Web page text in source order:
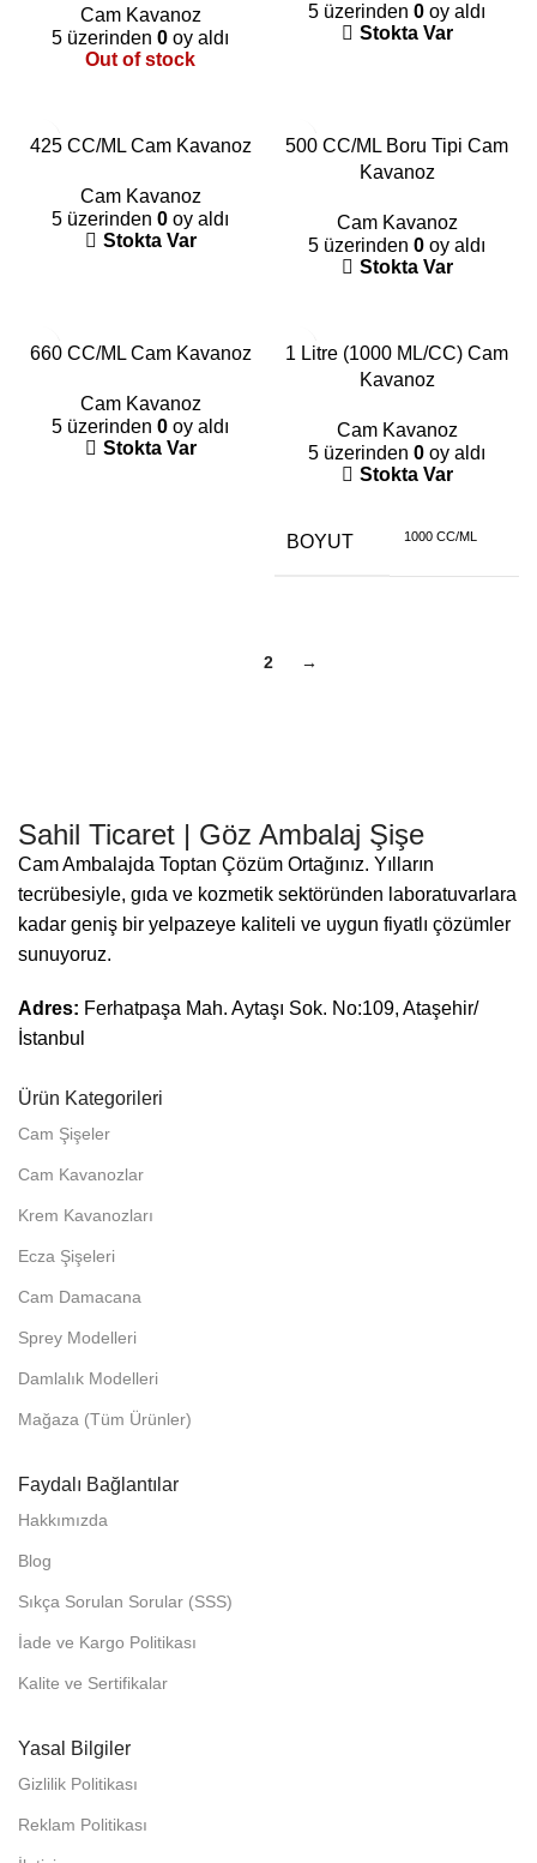
Cam Kavanoz
5 üzerinden 0 oy aldı
Out of stock
5 üzerinden 0 oy aldı
Stokta Var
425 CC/ML Cam Kavanoz
Cam Kavanoz
5 üzerinden 0 oy aldı
Stokta Var
500 CC/ML Boru Tipi Cam
Kavanoz
Cam Kavanoz
5 üzerinden 0 oy aldı
Stokta Var
660 CC/ML Cam Kavanoz
Cam Kavanoz
5 üzerinden 0 oy aldı
Stokta Var
1 Litre (1000 ML/CC) Cam
Kavanoz
Cam Kavanoz
5 üzerinden 0 oy aldı
Stokta Var
BOYUT 1000 CC/ML
2 →
Sahil Ticaret | Göz Ambalaj Şişe
Cam Ambalajda Toptan Çözüm Ortağınız. Yılların
tecrübesiyle, gıda ve kozmetik sektöründen laboratuvarlara
kadar geniş bir yelpazeye kaliteli ve uygun fiyatlı çözümler
sunuyoruz.
Adres: Ferhatpaşa Mah. Aytaşı Sok. No:109, Ataşehir/
İstanbul
Ürün Kategorileri
Cam Şişeler
Cam Kavanozlar
Krem Kavanozları
Ecza Şişeleri
Cam Damacana
Sprey Modelleri
Damlalık Modelleri
Mağaza (Tüm Ürünler)
Faydalı Bağlantılar
Hakkımızda
Blog
Sıkça Sorulan Sorular (SSS)
İade ve Kargo Politikası
Kalite ve Sertifikalar
Yasal Bilgiler
Gizlilik Politikası
Reklam Politikası